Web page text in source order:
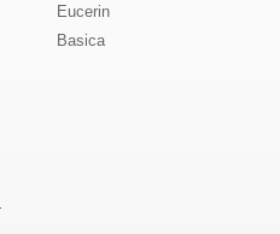
Eucerin
Basica